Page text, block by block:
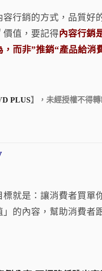
容行銷的方式，品質好
價值，要記得內容行銷
，而非”推銷“產品給消
PLUS】， 未經授權不得轉
標就是：讓消費者買單
的內容，幫助消費者